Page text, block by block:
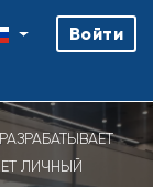
Войти
РАЗРАБАТЫВАЕТ
ЛИЧНЫЙ